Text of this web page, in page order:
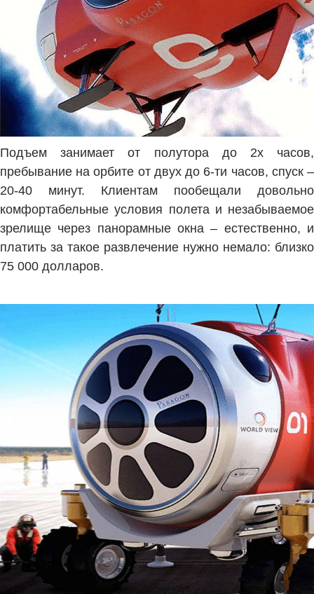
Подъем занимает от полутора до 2х часов,
пребывание на орбите от двух до 6-ти часов, спуск –
20-40 минут. Клиентам пообещали довольно
комфортабельные условия полета и незабываемое
зрелище через панорамные окна – естественно, и
платить за такое развлечение нужно немало: близко
75 000 долларов.